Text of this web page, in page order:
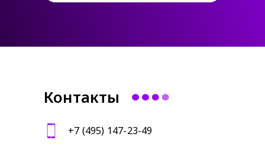
Контакты
+7 (495) 147-23-49